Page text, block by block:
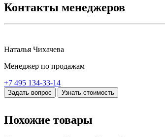
Контакты менеджеров
Наталья Чихачева
Менеджер по продажам
+7 495 134-33-14
Задать вопрос Узнать стоимость
Похожие товары